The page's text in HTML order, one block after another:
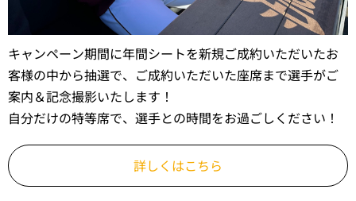
キャンペーン期間に年間シートを新規ご成約いただいたお
客様の中から抽選で、ご成約いただいた座席まで選手がご
案内＆記念撮影いたします！
自分だけの特等席で、選手との時間をお過ごしください！
詳しくはこちら